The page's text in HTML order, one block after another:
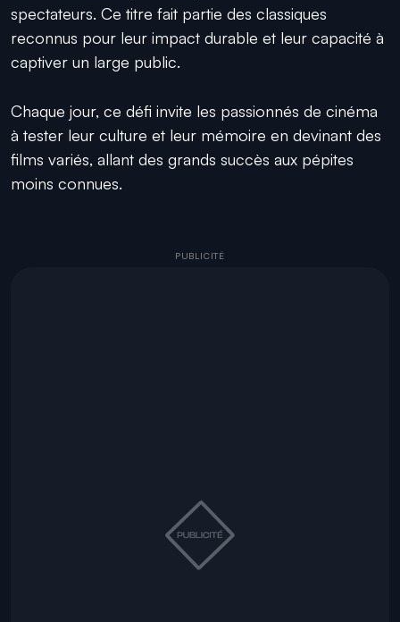
spectateurs. Ce titre fait partie des classiques
reconnus pour leur impact durable et leur capacité à
captiver un large public.
Chaque jour, ce défi invite les passionnés de cinéma
à tester leur culture et leur mémoire en devinant des
films variés, allant des grands succès aux pépites
moins connues.